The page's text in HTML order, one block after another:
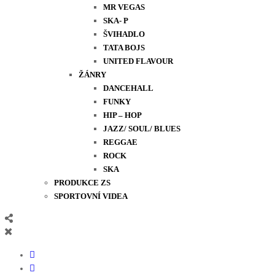
MR VEGAS
SKA- P
ŠVIHADLO
TATA BOJS
UNITED FLAVOUR
ŽÁNRY
DANCEHALL
FUNKY
HIP – HOP
JAZZ/ SOUL/ BLUES
REGGAE
ROCK
SKA
PRODUKCE ZS
SPORTOVNÍ VIDEA